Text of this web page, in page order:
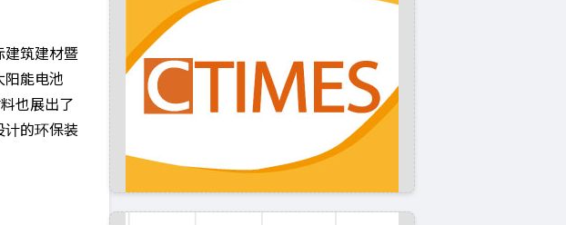
筑建材暨
能电池
也展出了
的环保装